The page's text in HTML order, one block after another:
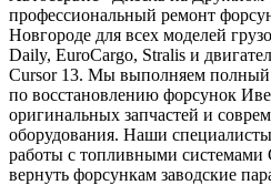
профессиональный ремонт
Новгороде для всех моделей
Daily, EuroCargo, Stralis и
Cursor 13. Мы выполняем полный
по восстановлению форсунок
оригинальных запчастей и
оборудования. Наши
работы с топливными системами
вернуть форсункам заводские